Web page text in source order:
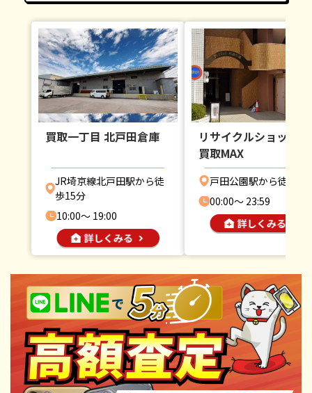
買取一丁目 北戸田倉庫
JR埼京線北戸田駅から徒
歩15分
10:00〜 19:00
リサイクルショップ
買取MAX
戸田公園駅から徒歩7分
00:00〜 23:59